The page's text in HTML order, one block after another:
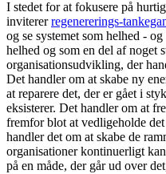
I stedet for at fokusere på
invitererregenererings-
og se systemet som helhed -
helhed og som en del af noget
organisationsudvikling, der
Det handler om at skabe ny
at reparere det, der er gået i
eksisterer. Det handler om at
fremfor blot at vedligeholde
handler det om at skabe de
organisationer kontinuerligt kan
på en måde, der går ud over